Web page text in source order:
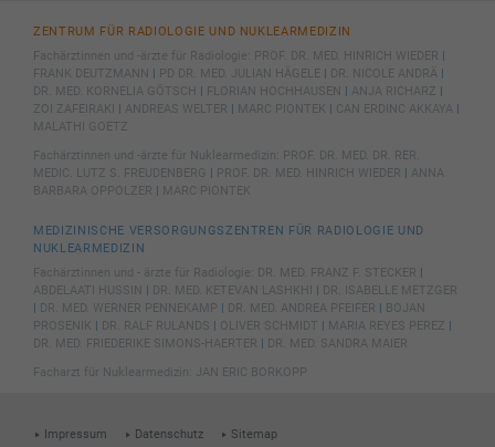
ZENTRUM FÜR RADIOLOGIE UND NUKLEARMEDIZIN
Fachärztinnen und -ärzte für Radiologie:
PROF. DR. MED. HINRICH WIEDER |
FRANK DEUTZMANN | PD DR. MED. JULIAN HÄGELE | DR. NICOLE ANDRÄ |
DR. MED. KORNELIA GÖTSCH | FLORIAN HOCHHAUSEN | ANJA RICHARZ |
ZOI ZAFEIRAKI | ANDREAS WELTER | MARC PIONTEK | CAN ERDINC AKKAYA |
MALATHI GOETZ
Fachärztinnen und -ärzte für Nuklearmedizin:
PROF. DR. MED. DR. RER.
MEDIC. LUTZ S. FREUDENBERG | PROF. DR. MED. HINRICH WIEDER | ANNA
BARBARA OPPOLZER | MARC PIONTEK
MEDIZINISCHE VERSORGUNGSZENTREN FÜR RADIOLOGIE UND
NUKLEARMEDIZIN
Fachärztinnen und - ärzte für Radiologie:
DR. MED. FRANZ F. STECKER |
ABDELAATI HUSSIN | DR. MED. KETEVAN LASHKHI | DR. ISABELLE METZGER
| DR. MED. WERNER PENNEKAMP | DR. MED. ANDREA PFEIFER | BOJAN
PROSENIK | DR. RALF RULANDS | OLIVER SCHMIDT | MARIA REYES PEREZ |
DR. MED. FRIEDERIKE SIMONS-HAERTER | DR. MED. SANDRA MAIER
Facharzt für Nuklearmedizin:
JAN ERIC BORKOPP
Impressum Datenschutz Sitemap
mehr.
Cookie-Informationen anzeigen
Datenschutzerklärung Impressum